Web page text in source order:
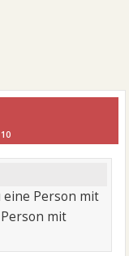
10
eine Person mit
mit